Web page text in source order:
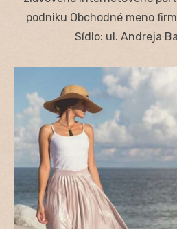
podniku Obchodné meno
Sídlo: ul. Andreja